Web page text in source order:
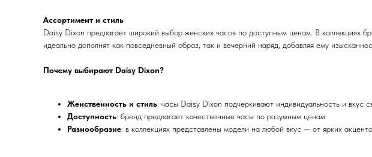
Ассортимент и стиль
Daisy Dixon предлагает широкий выбор женских часов по доступным ценам. В коллекциях
идеально дополнят как повседневный образ, так и вечерний наряд, добавляя ему
Почему выбирают Daisy Dixon?
Женственность и стиль: часы Daisy Dixon подчеркивают индивидуальность и вкус
Доступность: бренд предлагает качественные часы по разумным ценам.
Разнообразие: в коллекциях представлены модели на любой вкус — от ярких